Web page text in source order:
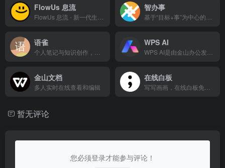
FlowUs 息流 智办事
语雀 WPS AI
金山文档
多人实时在线查看和编辑
在线白板
暂无评论
您必须登录才能参与评论！